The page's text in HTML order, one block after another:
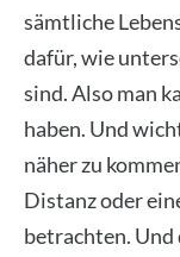
sämt­li­che
dafür, wie
sind. Also man
haben. Und
näher zu
Distanz oder
betrach­ten.